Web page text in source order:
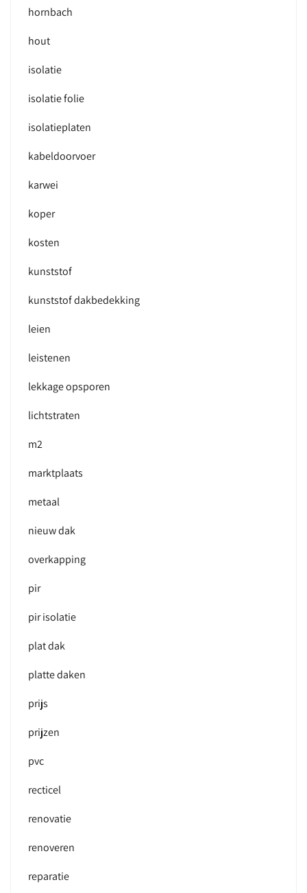
hornbach
hout
isolatie
isolatie folie
isolatieplaten
kabeldoorvoer
karwei
koper
kosten
kunststof
kunststof dakbedekking
leien
leistenen
lekkage opsporen
lichtstraten
m2
marktplaats
metaal
nieuw dak
overkapping
pir
pir isolatie
plat dak
platte daken
prijs
prijzen
pvc
recticel
renovatie
renoveren
reparatie